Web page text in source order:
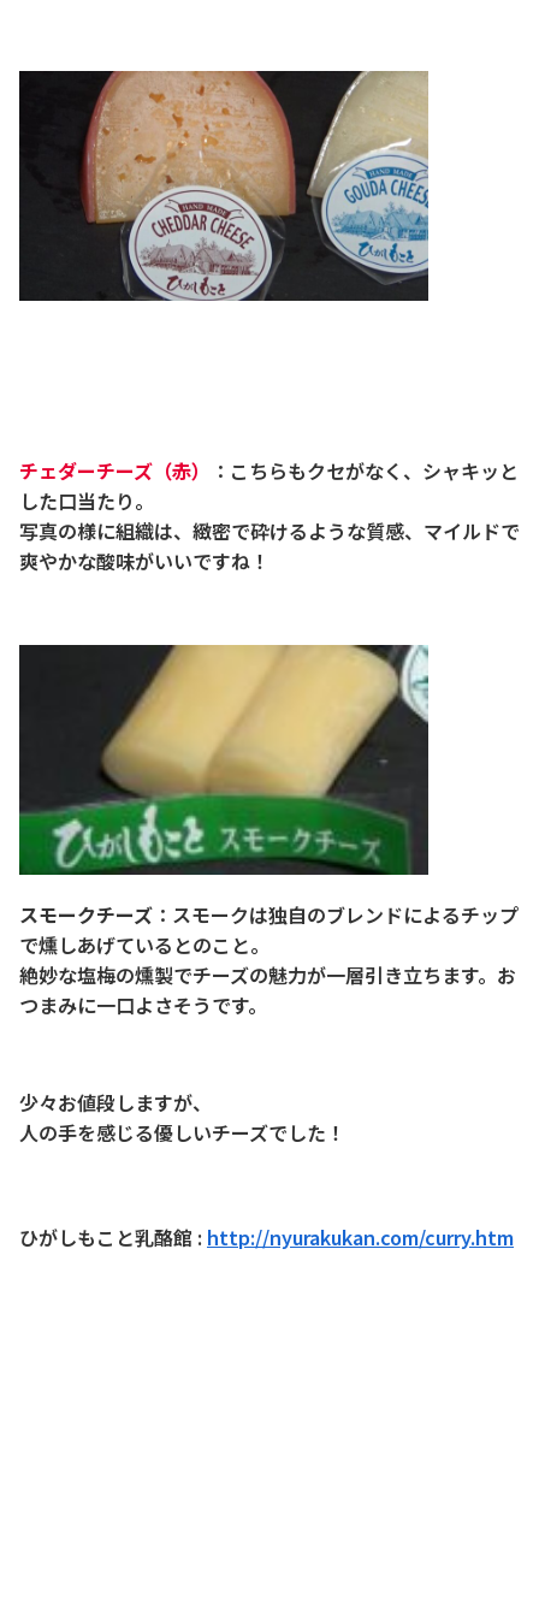
チェダーチーズ（赤）
：こちらもクセがなく、シャキッと
した口当たり。
写真の様に組織は、緻密で砕けるような質感、マイルドで
爽やかな酸味がいいですね！
スモークチーズ ：スモークは独自のブレンドによるチップ
で燻しあげているとのこと。
絶妙な塩梅の燻製でチーズの魅力が一層引き立ちます。お
つまみに一口よさそうです。
少々お値段しますが、
人の手を感じる優しいチーズでした！
ひがしもこと乳酪館 : http://nyurakukan.com/curry.htm